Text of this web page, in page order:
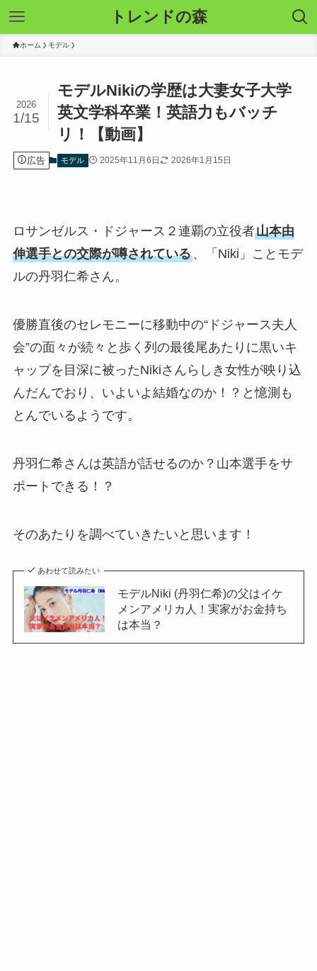
トレンドの森
ホーム モデル
モデルNikiの学歴は大妻女子大学
英文学科卒業！英語力もバッチ
リ！【動画】
2026
1/15
広告 モデル 2025年11月6日 2026年1月15日
ロサンゼルス・ドジャース２連覇の立役者山本由
伸選手との交際が噂されている、「Niki」ことモデ
ルの丹羽仁希さん。
優勝直後のセレモニーに移動中の“ドジャース夫人
会”の面々が続々と歩く列の最後尾あたりに黒いキ
ャップを目深に被ったNikiさんらしき女性が映り込
んだんでおり、いよいよ結婚なのか！？と憶測も
とんでいるようです。
丹羽仁希さんは英語が話せるのか？山本選手をサ
ポートできる！？
そのあたりを調べていきたいと思います！
あわせて読みたい
モデルNiki (丹羽仁希)の父はイケ
メンアメリカ人！実家がお金持ち
は本当？